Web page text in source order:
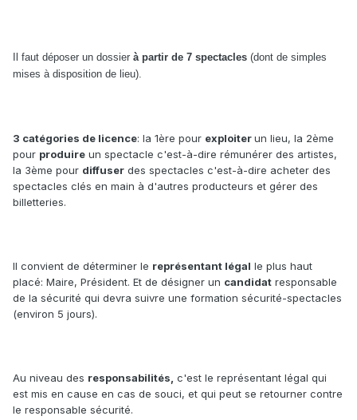
Il faut déposer un dossier à partir de 7 spectacles (dont de simples
mises à disposition de lieu).
3 catégories de licence: la 1ère pour exploiterun lieu, la 2ème
pour produire un spectacle c'est-à-dire rémunérer des artistes,
la 3ème pour diffuser des spectacles c'est-à-dire acheter des
spectacles clés en main à d'autres producteurs et gérer des
billetteries.
Il convient de déterminer le représentant légal le plus haut
placé: Maire, Président. Et de désigner un candidat responsable
de la sécurité qui devra suivre une formation sécurité-spectacles
(environ 5 jours).
Au niveau des responsabilités, c'est le représentant légal qui
est mis en cause en cas de souci, et qui peut se retourner contre
le responsable sécurité.